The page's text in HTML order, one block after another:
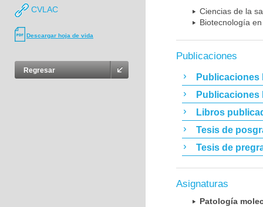
CVLAC
Descargar hoja de vida
Regresar
Ciencias de la
Biotecnología
Publicaciones
Publicaciones
Publicaciones
Libros
Tesis de
Tesis de
Asignaturas
Patología